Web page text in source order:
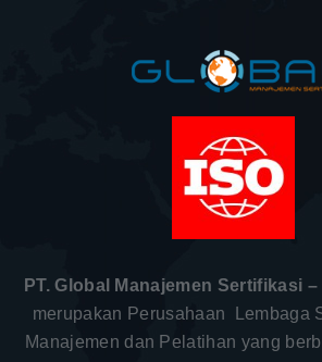
PT. Global Manajemen Sertifikasi –
merupakan Perusahaan Lembaga
Manajemen dan Pelatihan yang